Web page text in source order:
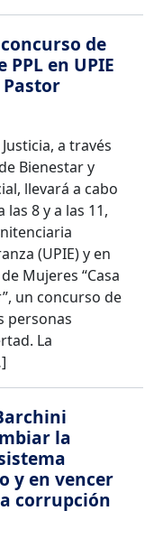
de
en UPIE
a través
Bienestar y
llevará a cabo
las 8 y a las 11,
(UPIE) y en
Mujeres “Casa
un concurso de
personas
La
la
y en vencer
corrupción